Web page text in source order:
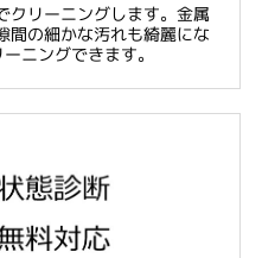
クリーニングします。金属
間の細かな汚れも綺麗にな
ニングできます。